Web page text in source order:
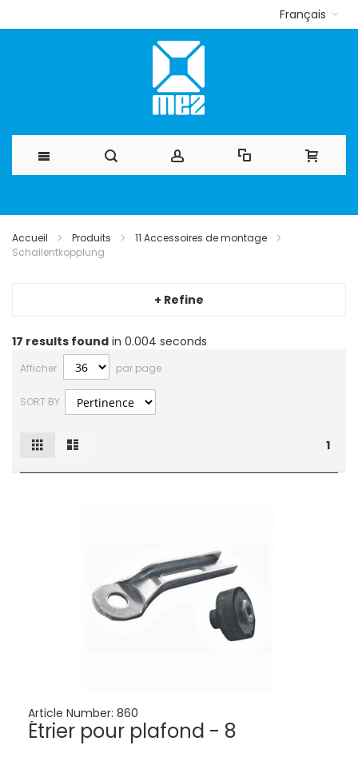
Français
contenu
Accueil Produits
11 Accessoires de montage
Schallentkopplung
+ Refine
17 results found in 0.004 seconds
Afficher par page
SORT BY
1
Afficher
en
Grille
Article Number: 860
Étrier pour plafond - 8